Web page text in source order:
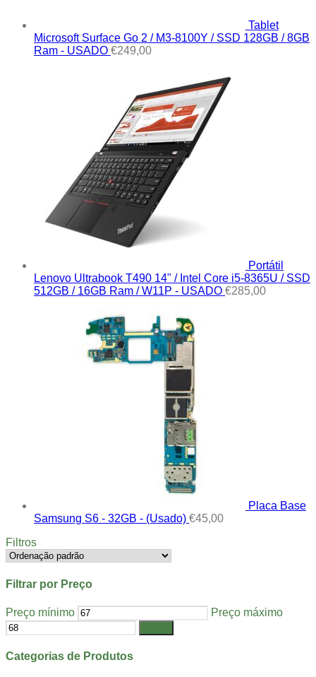
Tablet
Microsoft Surface Go 2 / M3-8100Y / SSD 128GB / 8GB
Ram - USADO €249,00
Portátil
Lenovo Ultrabook T490 14" / Intel Core i5-8365U / SSD
512GB / 16GB Ram / W11P - USADO €285,00
Placa Base
Samsung S6 - 32GB - (Usado) €45,00
Filtros
Filtrar por Preço
Preço mínimo Preço máximo
Categorias de Produtos